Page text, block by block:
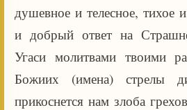
душевное и телесное, тихое
и добрый ответ на
Угаси молитвами твоими
Божиих (имена) стрелы
прикоснется нам злоба